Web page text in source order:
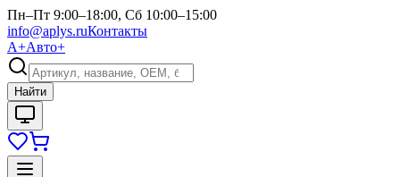
Пн–Пт 9:00–18:00, Сб 10:00–15:00
info@aplys.ruКонтакты
А+Авто+
Найти